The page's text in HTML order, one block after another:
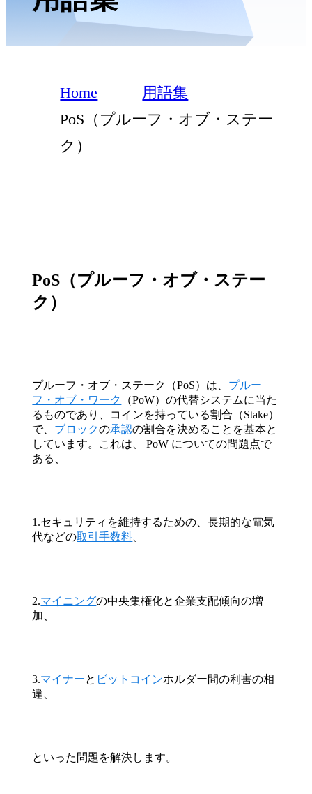
Home
用語集
PoS（プルーフ・オブ・ステー
ク）
PoS（プルーフ・オブ・ステー
ク）
プルーフ・オブ・ステーク（PoS）は、 プルー
フ・オブ・ワーク
（PoW）の代替システムに当た
るものであり、コインを持っている割合（Stake）
で、 ブロックの承認の割合を決めることを基本と
しています。これは、 PoW についての問題点で
ある、
1.セキュリティを維持するための、長期的な電気
代などの取引手数料
2.マイニングの中央集権化と企業支配傾向の増
加、
3.マイナーと ビットコインホルダー間の利害の相
違、
といった問題を解決します。